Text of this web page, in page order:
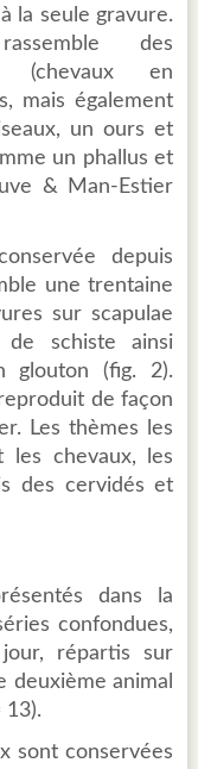
la seule gravure.
des
(chevaux en
mais également
un ours et
un phallus et
& Man-Estier
depuis
une trentaine
sur scapulae
de schiste ainsi
glouton (fig. 2).
de façon
Les thèmes les
les chevaux, les
des cervidés et
dans la
confondues,
répartis sur
deuxième animal
13).
sont conservées